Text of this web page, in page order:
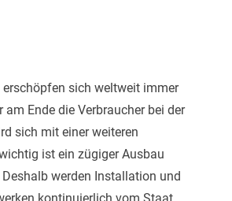
sich weltweit immer
Ende die Verbraucher bei der
sich mit einer weiteren
ist ein zügiger Ausbau
werden Installation und